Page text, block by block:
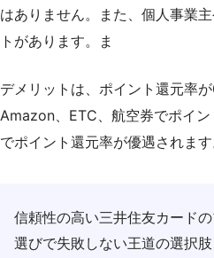
はありません。また、個人事業
トがあります。ま
デメリットは、ポイント還元率
Amazon、ETC、航空券でポイ
でポイント還元率が優遇されます
信頼性の高い三井住友カード
選びで失敗しない王道の選択肢